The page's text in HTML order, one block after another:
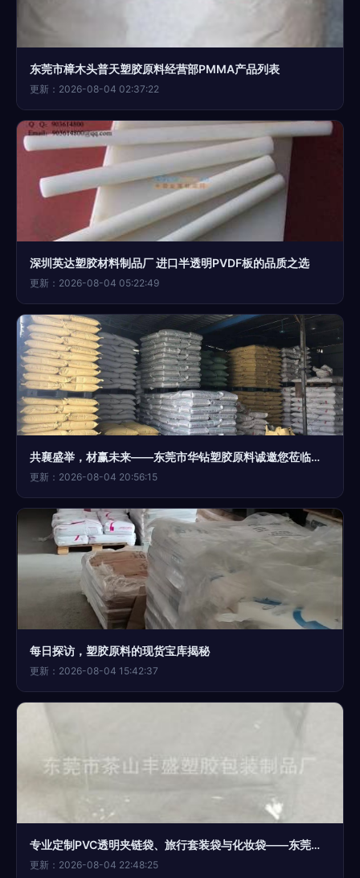
东莞市樟木头普天塑胶原料经营部PMMA产品列表
更新：2026-08-04 02:37:22
深圳英达塑胶材料制品厂 进口半透明PVDF板的品质之选
更新：2026-08-04 05:22:49
共襄盛举，材赢未来——东莞市华钻塑胶原料诚邀您莅临第二十届中国塑料交易会
更新：2026-08-04 20:56:15
每日探访，塑胶原料的现货宝库揭秘
更新：2026-08-04 15:42:37
专业定制PVC透明夹链袋、旅行套装袋与化妆袋——东莞市茶山丰盛塑胶包装制品厂为您提供优质塑胶原料解决方案
更新：2026-08-04 22:48:25